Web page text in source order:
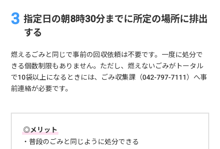
指定日の朝8時30分までに所定の場所に排出
する
燃えるごみと同じで事前の回収依頼は不要です。一度に処分で
きる個数制限もありません。ただし、燃えないごみがトータル
で10袋以上になるときには、ごみ収集課（042-797-7111）へ事
前連絡が必要です。
◎メリット
・普段のごみと同じように処分できる